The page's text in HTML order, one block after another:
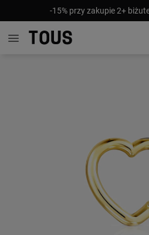
-15% przy zakupie 2+